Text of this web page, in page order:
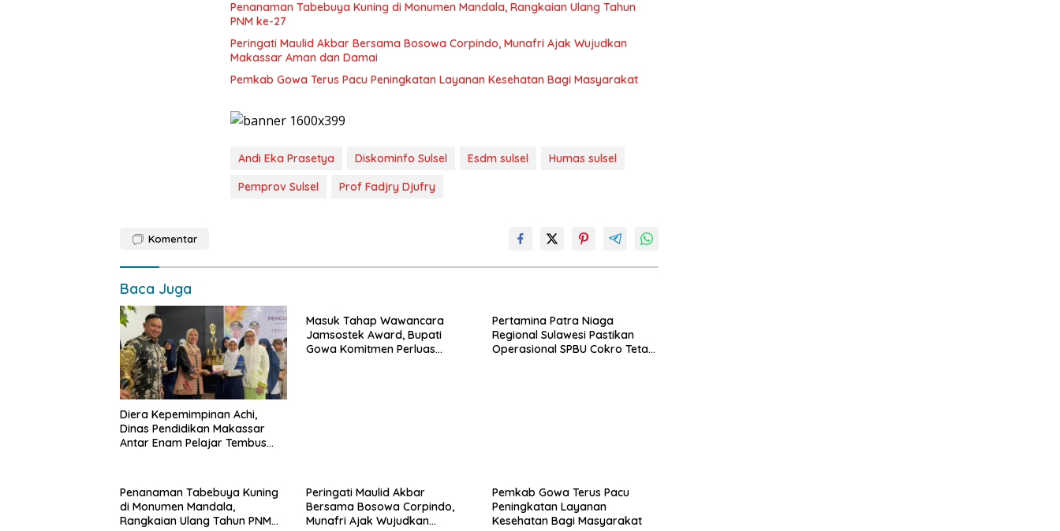
Penanaman Tabebuya Kuning di Monumen Mandala, Rangkaian Ulang Tahun
PNM ke-27
Peringati Maulid Akbar Bersama Bosowa Corpindo, Munafri Ajak Wujudkan
Makassar Aman dan Damai
Pemkab Gowa Terus Pacu Peningkatan Layanan Kesehatan Bagi Masyarakat
Andi Eka Prasetya Diskominfo Sulsel Esdm sulsel
Humas sulsel
Pemprov Sulsel
Prof Fadjry Djufry
Komentar
Baca Juga
Diera Kepemimpinan Achi,
Dinas Pendidikan Makassar
Antar Enam Pelajar Tembus
Masuk Tahap Wawancara
Jamsostek Award, Bupati
Gowa Komitmen Perluas
Pertamina Patra Niaga
Regional Sulawesi Pastikan
Operasional SPBU Cokro Tetap
Penanaman Tabebuya Kuning
di Monumen Mandala,
Rangkaian Ulang Tahun PNM
Peringati Maulid Akbar
Bersama Bosowa Corpindo,
Munafri Ajak Wujudkan
Pemkab Gowa Terus Pacu
Peningkatan Layanan
Kesehatan Bagi Masyarakat